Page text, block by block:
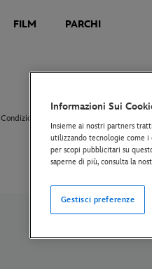
FILM PARCHI
Condizioni d'uso
IA
Informazioni Sui
Insieme ai nostri partners
utilizzando tecnologie come i
per scopi pubblicitari su
saperne di più, consulta la
Gestisci preferenze